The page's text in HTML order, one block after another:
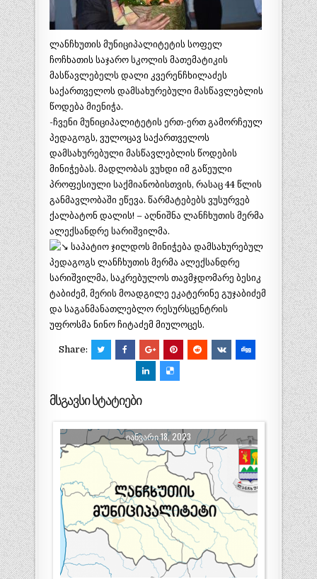
ლანჩხუთის მუნიციპალიტეტის სოფელ
ჩოჩხათის საჯარო სკოლის მათემატიკის
მასწავლებელს დალი კვერენჩხილაძეს
საქართველოს დამსახურებული მასწავლებლის
წოდება მიენიჭა.
-ჩვენი მუნიციპალიტეტის ერთ-ერთ გამორჩეულ
პედაგოგს, ვულოცავ საქართველოს
დამსახურებული მასწავლებლის წოდების
მინიჭებას. მადლობას ვუხდი იმ გაწეული
პროფესიული საქმიანობისთვის, რასაც 44 წლის
განმავლობაში ეწევა. წარმატებებს ვუსურვებ
ქალბატონ დალის! – აღნიშნა ლანჩხუთის მერმა
ალექსანდრე სარიშვილმა.
საპატიო ჯილდოს მინიჭება დამსახურებულ
პედაგოგს ლანჩხუთის მერმა ალექსანდრე
სარიშვილმა, საკრებულოს თავმჯდომარე ბესიკ
ტაბიძემ, მერის მოადგილე ეკატერინე გუჯაბიძემ
და საგანმანათლებლო რესურსცენტრის
უფროსმა ნინო ჩიტაძემ მიულოცეს.
Share:
მსგავსი სტატიები
ᲘᲐᲜᲕᲐᲠᲘ 18, 2023